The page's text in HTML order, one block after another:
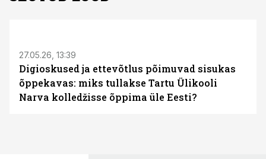
27.05.26, 13:39
Digioskused ja ettevõtlus põimuvad sisukas
õppekavas: miks tullakse Tartu Ülikooli
Narva kolledžisse õppima üle Eesti?